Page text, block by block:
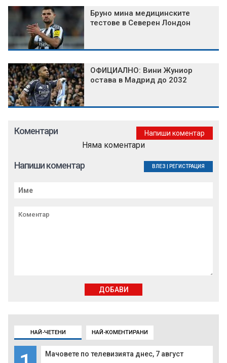
НАЙ-ЧЕТЕНИ НАЙ-КОМЕНТИРАНИ
Мачовете по телевизията днес, 7 август
Бруно мина медицинските
тестове в Северен Лондон
ОФИЦИАЛНО: Вини Жуниор
остава в Мадрид до 2032
Коментари Напиши коментар
Няма коментари
Напиши коментар ВЛЕЗ РЕГИСТРАЦИЯ
ДОБАВИ